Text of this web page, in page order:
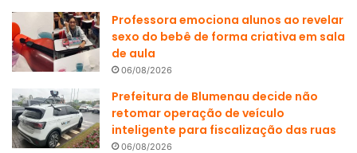
Professora emociona alunos ao revelar
sexo do bebê de forma criativa em sala
de aula
06/08/2026
Prefeitura de Blumenau decide não
retomar operação de veículo
inteligente para fiscalização das ruas
06/08/2026